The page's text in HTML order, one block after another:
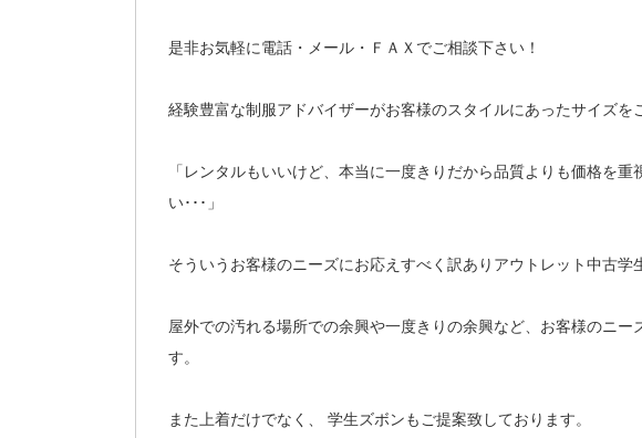
是非お気軽に電話・メール・ＦＡＸでご相談下さい！
経験豊富な制服アドバイザーがお客様のスタイルにあったサイズを
「レンタルもいいけど、本当に一度きりだから品質よりも価格を
い･･･」
そういうお客様のニーズにお応えすべく訳ありアウトレット中古学
屋外での汚れる場所での余興や一度きりの余興など、お客様のニー
す。
また上着だけでなく、 学生ズボンもご提案致しております。